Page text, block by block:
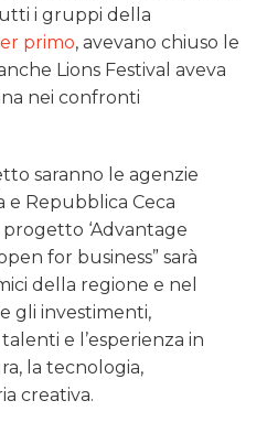
i gruppi della
primo, avevano chiuso le
Lions Festival aveva
nei confronti
saranno le agenzie
e Repubblica Ceca
‘Advantage
for business” sarà
della regione e nel
gli investimenti,
e l’esperienza in
la tecnologia,
creativa.